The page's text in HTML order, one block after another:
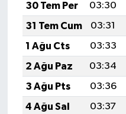
30 Tem Per
03:30
31 Tem Cum
03:31
1 Ağu Cts
03:33
2 Ağu Paz
03:34
3 Ağu Pts
03:36
4 Ağu Sal
03:37